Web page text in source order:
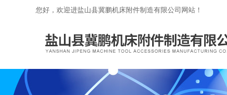
您好，欢迎进盐山县冀鹏机床附件制造有限公司网站！